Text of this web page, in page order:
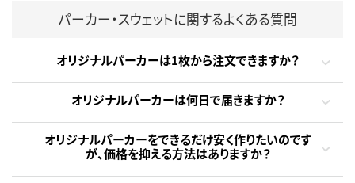
パーカー・スウェットに関するよくある質問
オリジナルパーカーは1枚から注文できますか？
オリジナルパーカーは何日で届きますか？
オリジナルパーカーをできるだけ安く作りたいのです
が、価格を抑える方法はありますか？